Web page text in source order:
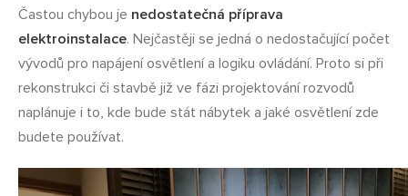
Častou chybou je nedostatečná příprava
elektroinstalace. Nejčastěji se jedná o nedostačující počet
vývodů pro napájení osvětlení a logiku ovládání. Proto si při
rekonstrukci či stavbě již ve fázi projektování rozvodů
naplánuje i to, kde bude stát nábytek a jaké osvětlení zde
budete používat.